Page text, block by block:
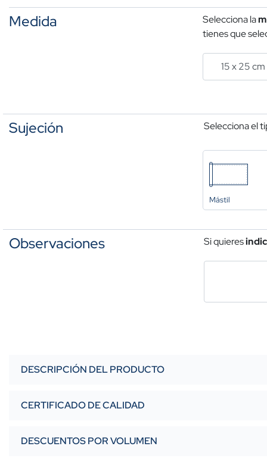
Medida Selecciona la
tienes que
Sujeción Selecciona el
Mástil
Observaciones Si quieres
DESCRIPCIÓN DEL PRODUCTO
CERTIFICADO DE CALIDAD
DESCUENTOS POR VOLUMEN